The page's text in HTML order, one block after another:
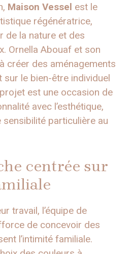
Maison Vessel est le
régénératrice,
de la nature et des
Ornella Abouaf et son
créer des aménagements
sur le bien-être individuel
est une occasion de
avec l’esthétique,
particulière au
centrée sur
travail, l’équipe de
de concevoir des
l’intimité familiale.